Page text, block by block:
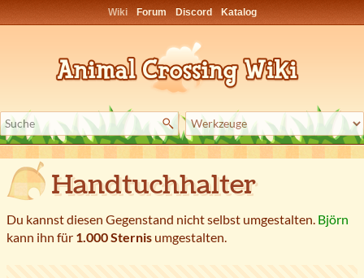
Wiki Forum Discord Katalog
Handtuchhalter
Du kannst diesen Gegenstand nicht selbst umgestalten. Björn
kann ihn für 1.000 Sternis umgestalten.